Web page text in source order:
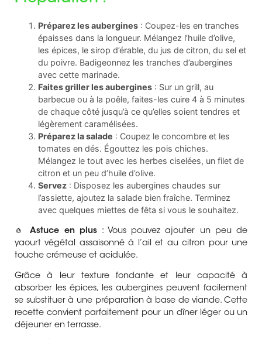
Préparez les aubergines : Coupez-les en tranches
épaisses dans la longueur. Mélangez l’huile d’olive,
les épices, le sirop d’érable, du jus de citron, du sel et
du poivre. Badigeonnez les tranches d’aubergines
avec cette marinade.
Faites griller les aubergines : Sur un grill, au
barbecue ou à la poêle, faites-les cuire 4 à 5 minutes
de chaque côté jusqu’à ce qu’elles soient tendres et
légèrement caramélisées.
Préparez la salade : Coupez le concombre et les
tomates en dés. Égouttez les pois chiches.
Mélangez le tout avec les herbes ciselées, un filet de
citron et un peu d’huile d’olive.
Servez : Disposez les aubergines chaudes sur
l’assiette, ajoutez la salade bien fraîche. Terminez
avec quelques miettes de fêta si vous le souhaitez.
🧄Astuce en plus: Vous pouvez ajouter un peu de
yaourt végétal assaisonné à l’ail et au citron pour une
touche crémeuse et acidulée.
Grâce à leur texture fondante et leur capacité à
absorber les épices, les aubergines peuvent facilement
se substituer à une préparation à base de viande. Cette
recette convient parfaitement pour un dîner léger ou un
déjeuner en terrasse.